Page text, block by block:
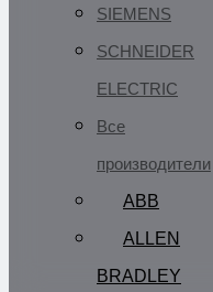
SIEMENS
SCHNEIDER
ELECTRIC
Все
производители
ABB
ALLEN
BRADLEY